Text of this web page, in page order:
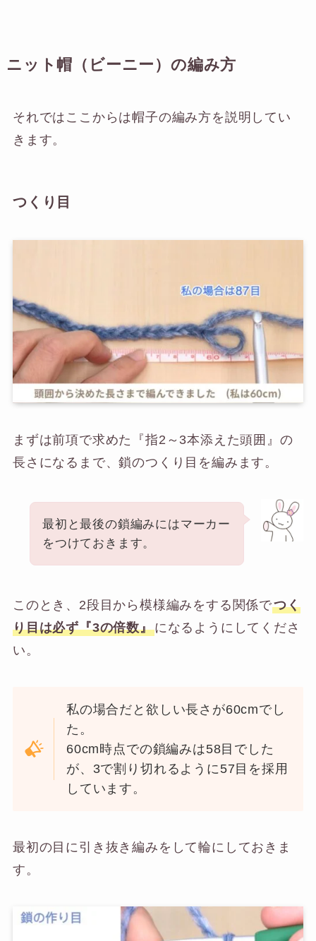
ニット帽（ビーニー）の編み方
それではここからは帽子の編み方を説明してい
きます。
つくり目
まずは前項で求めた『指2～3本添えた頭囲』の
長さになるまで、鎖のつくり目を編みます。
最初と最後の鎖編みにはマーカー
をつけておきます。
このとき、2段目から模様編みをする関係でつく
り目は必ず『3の倍数』になるようにしてくださ
い。
私の場合だと欲しい長さが60cmでし
た。
60cm時点での鎖編みは58目でした
が、3で割り切れるように57目を採用
しています。
最初の目に引き抜き編みをして輪にしておきま
す。